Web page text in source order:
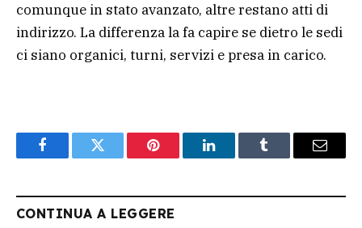
comunque in stato avanzato, altre restano atti di
indirizzo. La differenza la fa capire se dietro le sedi
ci siano organici, turni, servizi e presa in carico.
FacebookTwitter Pinterest LinkedInTumblr Email
CONTINUA A LEGGERE